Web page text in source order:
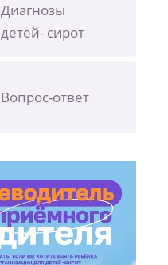
Диагнозы
детей- сирот
Вопрос-ответ